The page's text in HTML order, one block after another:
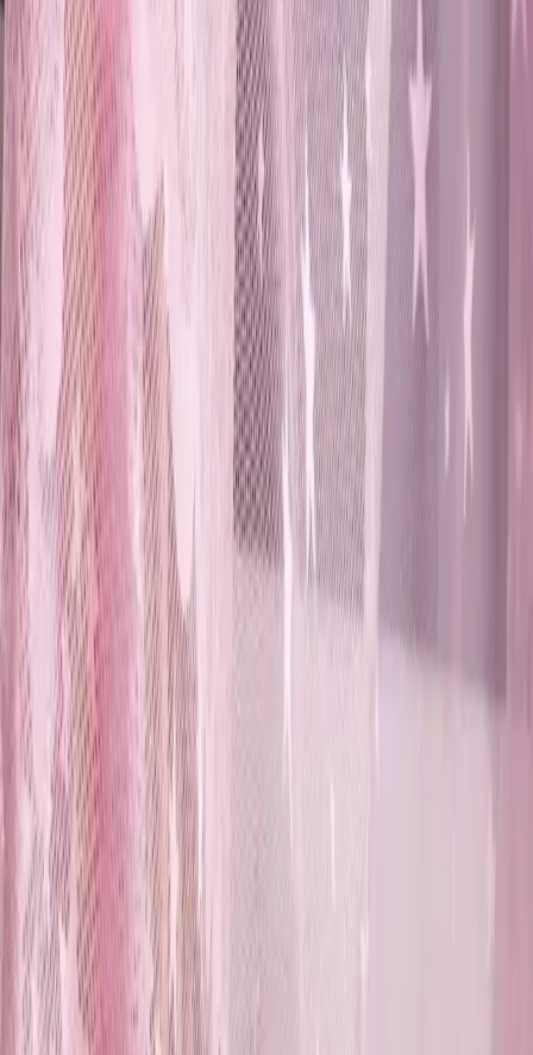
Daha fazla bilgi edinin
Karşılaştırma
Burak Çelik Borulu Plastik Raflı Dolap ve TOKKO
Güçlendirilmiş Çelik Yorgan Hurcu Karşılaştırması
Burak Çelik ve TOKKO ürünleri arasındaki farkları öğrenin,
ihtiyaçlarınıza uygun depolama seçeneğini bulun, modern ve
dayanıklı tasarımlar hakkında bilgi edinin.
Daha fazla bilgi edinin
Bofigo 3 Raflı Metal Banyo Düzenleyici: Dayanıklı
ve Şık Çözüm